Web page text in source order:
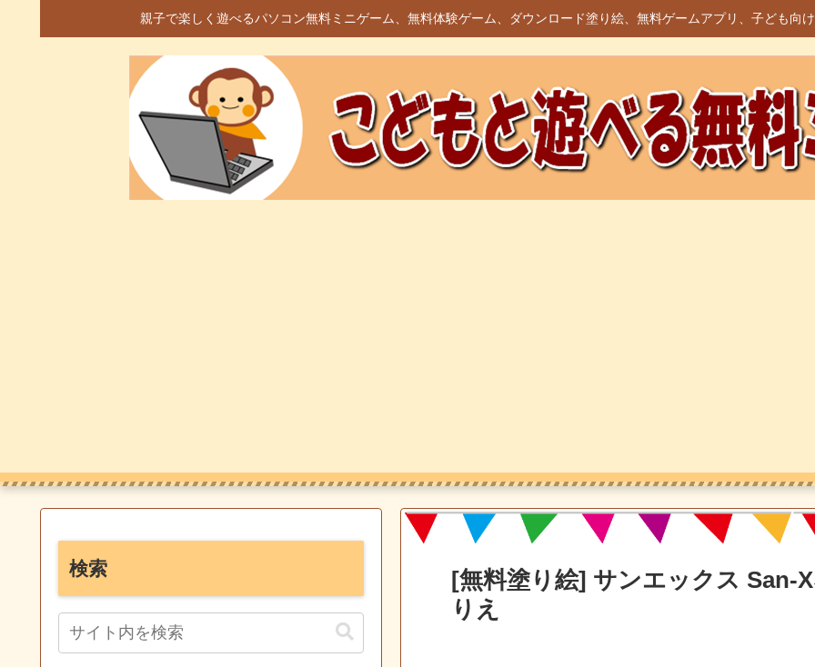
親子で楽しく遊べるパソコン無料ミニゲーム、無料体験ゲーム、ダウンロード塗り絵、無料ゲームアプリ、子ども向
[無料塗り絵] サンエックス San-
りえ
検索